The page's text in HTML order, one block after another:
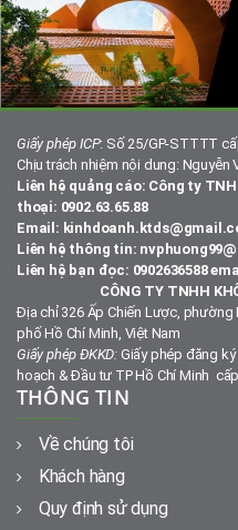
Giấy phép ICP: Số 25/GP-STTTT
Chịu trách nhiệm nội dung: Nguyễn
Liên hệ quảng cáo: Công ty
thoại: 0902.63.65.88
Email:
Liên hệ thông tin:
Liên hệ bạn đọc: 0902636588
CÔNG TY TNHH
Địa chỉ 326 Ấp Chiến Lược, phường
phố Hồ Chí Minh, Việt Nam
Giấy phép ĐKKD: Giấy phép đăng
hoạch & Đầu tư TP Hồ Chí Minh
THÔNG TIN
Về chúng tôi
Khách hàng
Quy định sử dụng